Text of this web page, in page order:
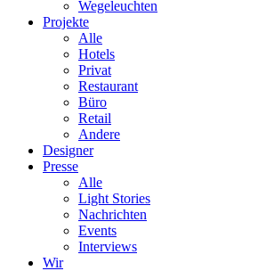
Wegeleuchten
Projekte
Alle
Hotels
Privat
Restaurant
Büro
Retail
Andere
Designer
Presse
Alle
Light Stories
Nachrichten
Events
Interviews
Wir